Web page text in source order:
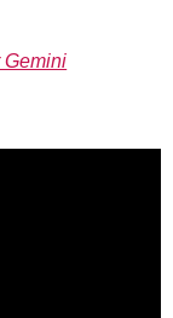
Gemini